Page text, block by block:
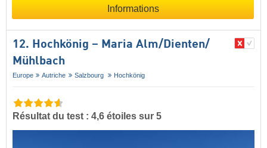
Informations
12. Hochkönig – Maria Alm/​Dienten/​
Mühlbach
Europe Autriche Salzbourg Hochkönig
Résultat du test : 4,6 étoiles sur 5